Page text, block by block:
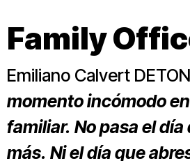
Family
Emiliano Calvert
momento incómodo
familiar. No pasa el
más. Ni el día que